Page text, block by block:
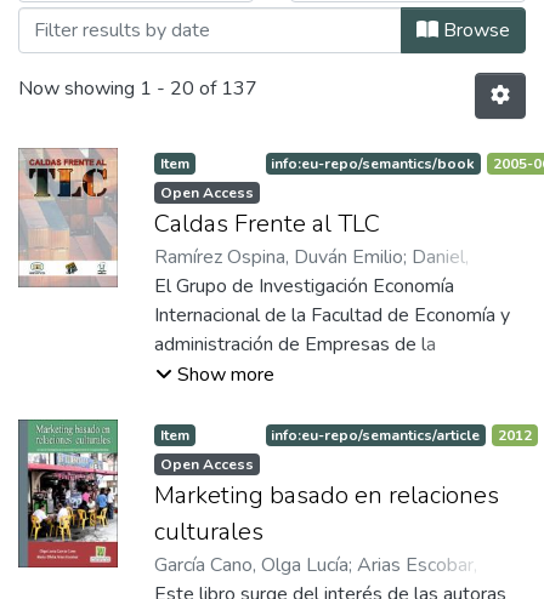
Browse
Now showing 1 - 20 of 137
Item
Open Access
info:eu-repo/semantics/book 2005-
Caldas Frente al TLC
Ramírez Ospina, Duván Emilio; Daniel,
Tabares Peralta;García Peláez, Luis
Darience
El Grupo de Investigación Economía
Internacional de la Facultad de Economía y
administración de Empresas de la
Universidad de Manizales, en convenio con
Gobernación de Caldas presentan este
trabajo, resultado de una investigación
orientada a realizar un análisis técnico de las
efectos sobre la economía del
Departamento como resultado de la firma y
ejecución del Tratado de Libre Comercio con
Show more
Item
Open Access
info:eu-repo/semantics/article 2012
Marketing basado en relaciones
culturales
García Cano, Olga Lucía; Arias Escobar,